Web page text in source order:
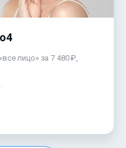
лицо» за 7 480 ₽,